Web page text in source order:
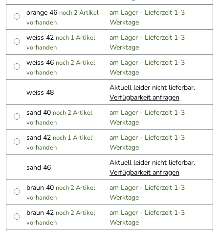
orange 46 noch 2 Artikel
vorhanden
am Lager - Lieferzeit 1-3
Werktage
weiss 42 noch 1 Artikel
vorhanden
am Lager - Lieferzeit 1-3
Werktage
weiss 46 noch 2 Artikel
vorhanden
am Lager - Lieferzeit 1-3
Werktage
weiss 48
Aktuell leider nicht lieferbar.
Verfügbarkeit anfragen
sand 40 noch 2 Artikel
vorhanden
am Lager - Lieferzeit 1-3
Werktage
sand 42 noch 1 Artikel
vorhanden
am Lager - Lieferzeit 1-3
Werktage
sand 46
Aktuell leider nicht lieferbar.
Verfügbarkeit anfragen
braun 40 noch 2 Artikel
vorhanden
am Lager - Lieferzeit 1-3
Werktage
braun 42 noch 2 Artikel
vorhanden
am Lager - Lieferzeit 1-3
Werktage